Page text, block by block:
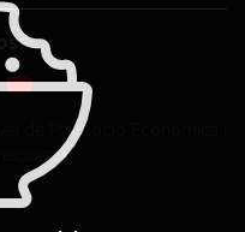
de Promoció Econòmica i